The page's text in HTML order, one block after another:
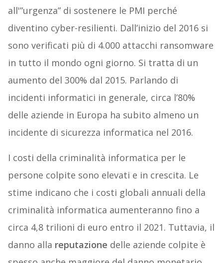
all'”urgenza” di sostenere le PMI perché
diventino cyber-resilienti. Dall’inizio del 2016 si
sono verificati più di 4.000 attacchi ransomware
in tutto il mondo ogni giorno. Si tratta di un
aumento del 300% dal 2015. Parlando di
incidenti informatici in generale, circa l’80%
delle aziende in Europa ha subito almeno un
incidente di sicurezza informatica nel 2016.
I costi della criminalità informatica per le
persone colpite sono elevati e in crescita. Le
stime indicano che i costi globali annuali della
criminalità informatica aumenteranno fino a
circa 4,8 trilioni di euro entro il 2021. Tuttavia, il
danno alla reputazione delle aziende colpite è